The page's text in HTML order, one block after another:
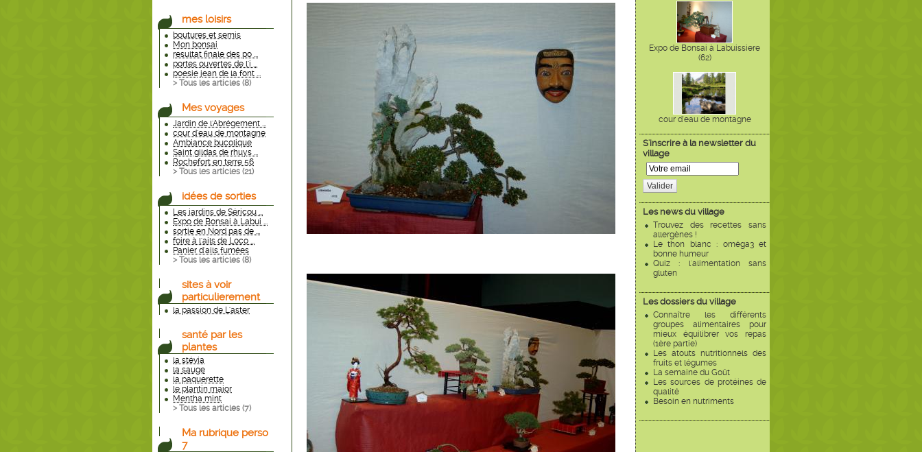
Expo de Bonsai à Labuissiere
(62)
cour d'eau de montagne
S'inscrire à la newsletter du
village
Valider
Les news du village
Trouvez des recettes sans
allergènes !
Le thon blanc : oméga3 et
bonne humeur
Quiz : l'alimentation sans
gluten
Les dossiers du village
Connaître les différents
groupes alimentaires pour
mieux équilibrer vos repas
(1ère partie)
Les atouts nutritionnels des
fruits et légumes
La semaine du Goût
Les sources de protéines de
qualité
Besoin en nutriments
mes loisirs
boutures et semis
Mon bonsai
resultat finale des po ...
portes ouvertes de l'i ...
poesie jean de la font ...
> Tous les articles (8)
Mes voyages
Jardin de l'Abrégement ...
cour d'eau de montagne
Ambiance bucolique
Saint gildas de rhuys ...
Rochefort en terre 56
> Tous les articles (21)
idées de sorties
Les jardins de Séricou ...
Expo de Bonsai à Labui ...
sortie en Nord pas de ...
foire à l'ails de Loco ...
Panier d'ails fumées
> Tous les articles (8)
sites à voir
particulierement
la passion de L'aster
santé par les
plantes
la stévia
la sauge
la paquerette
le plantin major
Mentha mint
> Tous les articles (7)
Ma rubrique perso
7